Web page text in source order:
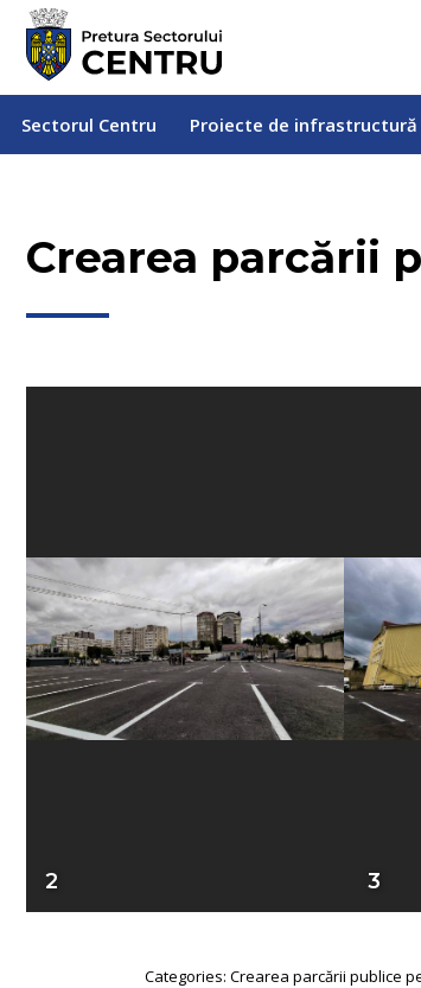
Sectorul Centru Proiecte de infrastructură
Crearea parcării
2 3
Categories: Crearea parcării publice
Sectorul Centru Proiecte de infrastructură